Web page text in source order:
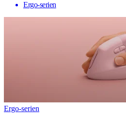
Ergo-serien
Ergo-serien